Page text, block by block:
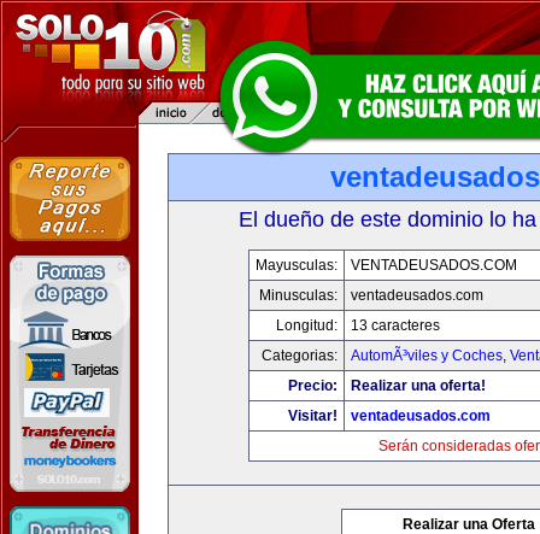
El dueño de este dominio lo
Mayusculas:
VENTADEUSADOS.COM
Minusculas:
ventadeusados.com
Longitud:
13 caracteres
Categorias:
AutomÃ³viles y Coches,
Precio:
Realizar una oferta!
Visitar!
ventadeusados.com
Serán consideradas
Realizar una Oferta